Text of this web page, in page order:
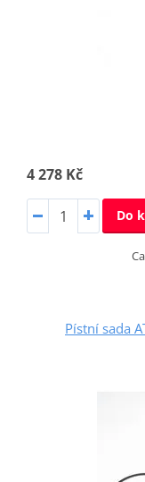
4 278 Kč
Do
Pístní sada